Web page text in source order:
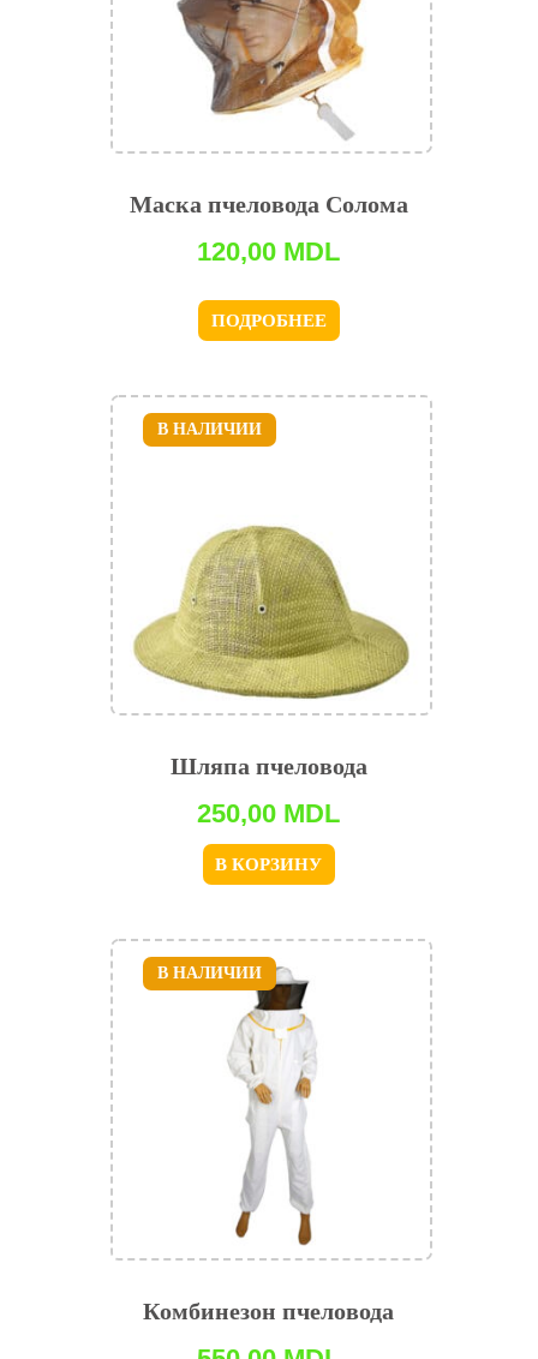
Маска пчеловода Солома
120,00 MDL
ПОДРОБНЕЕ
Шляпа пчеловода
250,00 MDL
В КОРЗИНУ
В НАЛИЧИИ
Комбинезон пчеловода
В НАЛИЧИИ